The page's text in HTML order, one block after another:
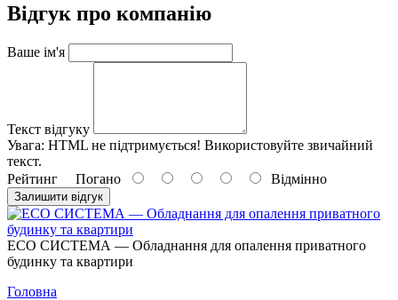
Відгук про компанію
Ваше ім'я
Текст відгуку
Увага: HTML не підтримується! Використовуйте звичайний
текст.
Рейтинг Погано Відмінно
Залишити відгук
ECO СИСТЕМА — Обладнання для опалення приватного
будинку та квартири
Головна